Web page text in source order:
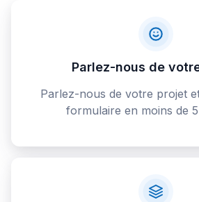
Parlez-nous de
Parlez-nous de votre projet
formulaire en moins de